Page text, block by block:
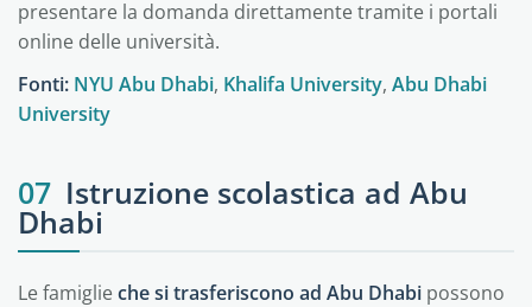
presentare la domanda direttamente tramite i portali
online delle università.
Fonti: NYU Abu Dhabi, Khalifa University, Abu Dhabi
University
07 Istruzione scolastica ad Abu
Dhabi
Le famiglieche si trasferiscono ad Abu Dhabi possono